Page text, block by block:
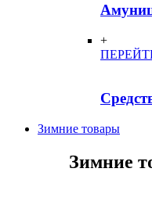
+
Зимние товары
Зимние